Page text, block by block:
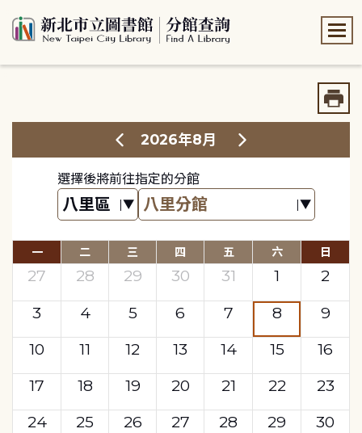
2026年8月
選擇後將前往指定的分館
一 二 三 四 五 六 日
27 28 29 30 31 1
2
3
4 5 6 7 8
9
10
11 12 13 14 15
16
17
18 19 20 21 22
23
24
25 26 27 28 29
30